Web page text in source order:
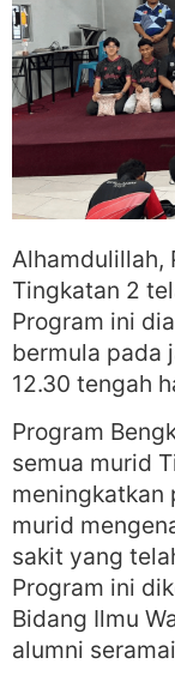
Alhamdulillah,
Tingkatan 2
Program ini
bermula pada
12.30 tengah
Program
semua murid
meningkatkan
murid
sakit yang
Program ini
Bidang Ilmu
alumni